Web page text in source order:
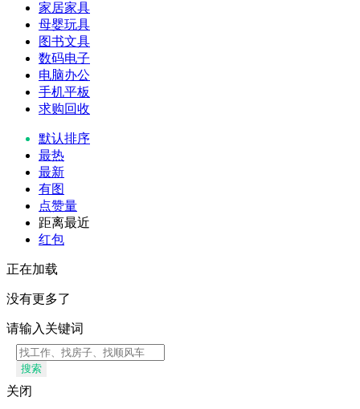
家居家具
母婴玩具
图书文具
数码电子
电脑办公
手机平板
求购回收
默认排序
最热
最新
有图
点赞量
距离最近
红包
正在加载
没有更多了
请输入关键词
搜索
关闭